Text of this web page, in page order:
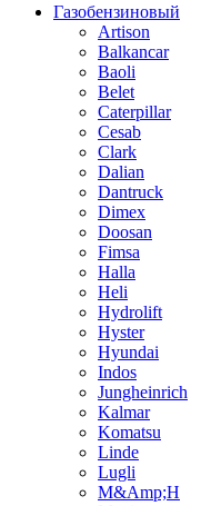
Газобензиновый
Artison
Balkancar
Baoli
Belet
Caterpillar
Cesab
Clark
Dalian
Dantruck
Dimex
Doosan
Fimsa
Halla
Heli
Hydrolift
Hyster
Hyundai
Indos
Jungheinrich
Kalmar
Komatsu
Linde
Lugli
M&Amp;H